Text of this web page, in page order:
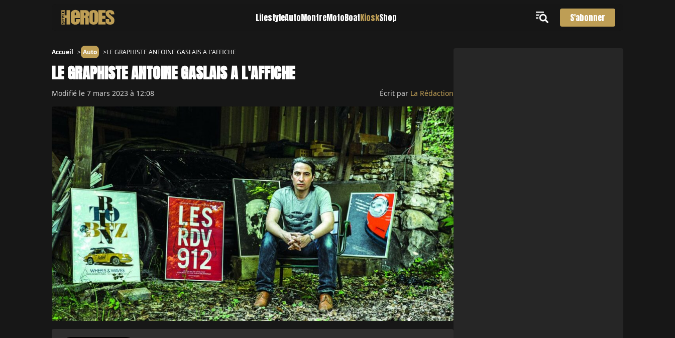
LifestyleAutoMontreMotoBoatKioskShop S'abonner
Accueil Auto LE GRAPHISTE ANTOINE GASLAIS A L'AFFICHE
LE GRAPHISTE ANTOINE GASLAIS A L'AFFICHE
Modifié le 7 mars 2023 à 12:08 Écrit par La Rédaction